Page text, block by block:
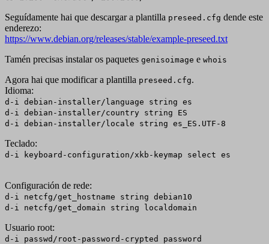
Seguídamente hai que descargar a plantilla preseed.cfg dende este
enderezo:
https://www.debian.org/releases/stable/example-preseed.txt
Tamén precisas instalar os paquetes genisoimage e whois
Agora hai que modificar a plantilla preseed.cfg.
Idioma:
d-i debian-installer/language string es
d-i debian-installer/country string ES
d-i debian-installer/locale string es_ES.UTF-8
Teclado:
d-i keyboard-configuration/xkb-keymap select es
Configuración de rede:
d-i netcfg/get_hostname string debian10
d-i netcfg/get_domain string localdomain
Usuario root:
d-i passwd/root-password-crypted password